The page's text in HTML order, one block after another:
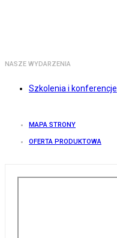
NASZE WYDARZENIA
Szkolenia i konferencje
MAPA STRONY
OFERTA PRODUKTOWA